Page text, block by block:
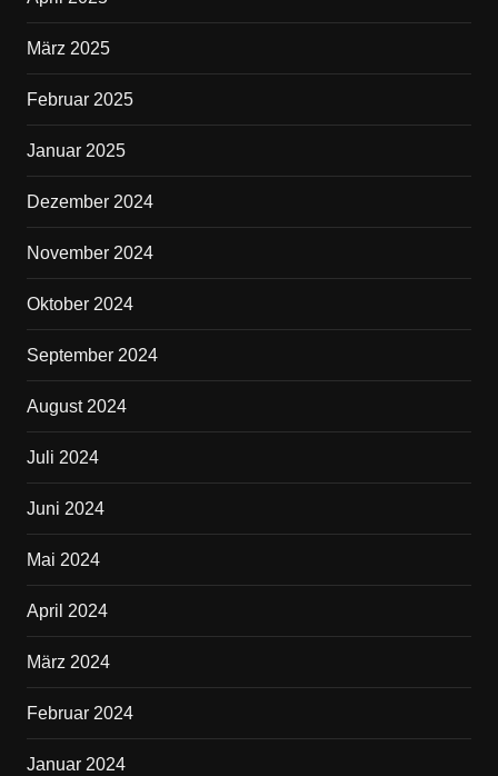
März 2025
Februar 2025
Januar 2025
Dezember 2024
November 2024
Oktober 2024
September 2024
August 2024
Juli 2024
Juni 2024
Mai 2024
April 2024
März 2024
Februar 2024
Januar 2024